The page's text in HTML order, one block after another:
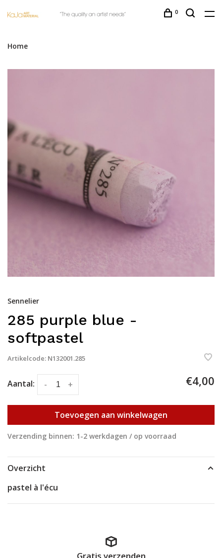
0
Home
Sennelier
285 purple blue -
softpastel
Artikelcode: N132001.285
Aantal: +
- €4,00
Toevoegen aan winkelwagen
Verzending binnen: 1-2 werkdagen / op voorraad
Overzicht
pastel à l'écu